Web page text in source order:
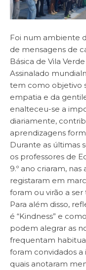
Foi num ambiente
de mensagens de
Básica de Vila
Assinalado
tem como objetivo
empatia e da
enalteceu-se a
diariamente,
aprendizagens
Durante as últimas
os professores de
9.º ano criaram,
registaram em
foram ou virão a
Para além disso,
é “Kindness” e
podem alegrar as
frequentam
foram convidados
quais anotaram